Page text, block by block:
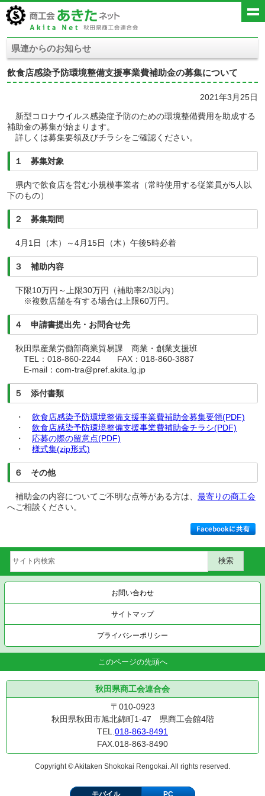
県連からのお知らせ
飲食店感染予防環境整備支援事業費補助金の募集について
2021年3月25日
新型コロナウイルス感染症予防のための環境整備費用を助成する
補助金の募集が始まります。
詳しくは募集要領及びチラシをご確認ください。
１ 募集対象
県内で飲食店を営む小規模事業者（常時使用する従業員が5人以
下のもの）
２ 募集期間
4月1日（木）～4月15日（木）午後5時必着
３ 補助内容
下限10万円～上限30万円（補助率2/3以内）
※複数店舗を有する場合は上限60万円。
４ 申請書提出先・お問合せ先
秋田県産業労働部商業貿易課 商業・創業支援班
TEL：018-860-2244 FAX：018-860-3887
E-mail：com-tra@pref.akita.lg.jp
５ 添付書類
・ 飲食店感染予防環境整備支援事業費補助金募集要領(PDF)
・ 飲食店感染予防環境整備支援事業費補助金チラシ(PDF)
・ 応募の際の留意点(PDF)
・ 様式集(zip形式)
６ その他
補助金の内容についてご不明な点等がある方は、 最寄りの商工会
へご相談ください。
お問い合わせ
サイトマップ
プライバシーポリシー
このページの先頭へ
秋田県商工会連合会
〒010-0923
秋田県秋田市旭北錦町1-47 県商工会館4階
TEL.018-863-8491
FAX.018-863-8490
Copyright © Akitaken Shokokai Rengokai. All rights reserved.
モバイル PC